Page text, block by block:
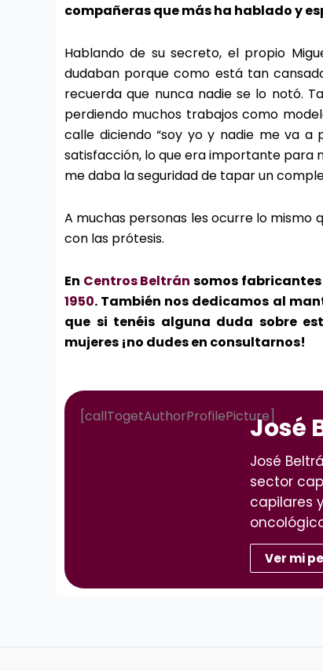
compañeras que más ha hablado y
Hablando de su secreto, el propio
dudaban porque como está tan
recuerda que nunca nadie se lo notó.
perdiendo muchos trabajos como
calle diciendo “soy yo y nadie me va a
satisfacción, lo que era importante para
me daba la seguridad de tapar un
A muchas personas les ocurre lo
con las prótesis.
En Centros Beltrán somos fabricantes
1950. También nos dedicamos al
que si tenéis alguna duda sobre
mujeres ¡no dudes en consultarnos!
[callTogetAuthorProfilePicture]José
José
sector
capilares
Ver mi